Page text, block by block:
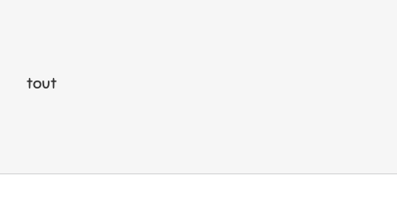
tout